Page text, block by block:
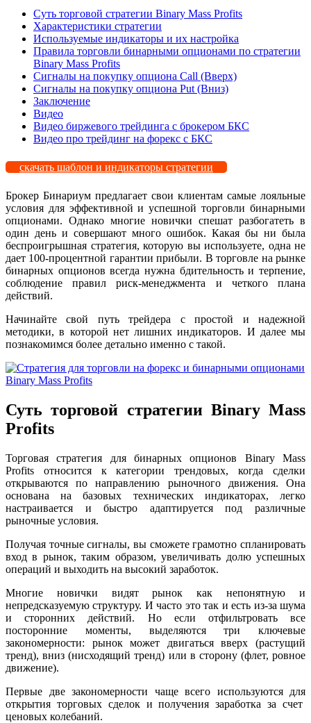
Суть торговой стратегии Binary Mass Profits
Характеристики стратегии
Используемые индикаторы и их настройка
Правила торговли бинарными опционами по стратегии
Binary Mass Profits
Сигналы на покупку опциона Call (Вверх)
Сигналы на покупку опциона Put (Вниз)
Заключение
Видео
Видео биржевого трейдинга с брокером БКС
Видео про трейдинг на форекс с БКС
скачать шаблон и индикаторы стратегии
Брокер Бинариум предлагает свои клиентам самые лояльные
условия для эффективной и успешной торговли бинарными
опционами. Однако многие новички спешат разбогатеть в
один день и совершают много ошибок. Какая бы ни была
беспроигрышная стратегия, которую вы используете, одна не
дает 100-процентной гарантии прибыли. В торговле на рынке
бинарных опционов всегда нужна бдительность и терпение,
соблюдение правил риск-менеджмента и четкого плана
действий.
Начинайте свой путь трейдера с простой и надежной
методики, в которой нет лишних индикаторов. И далее мы
познакомимся более детально именно с такой.
Суть торговой стратегии Binary Mass
Profits
Торговая стратегия для бинарных опционов Binary Mass
Profits относится к категории трендовых, когда сделки
открываются по направлению рыночного движения. Она
основана на базовых технических индикаторах, легко
настраивается и быстро адаптируется под различные
рыночные условия.
Получая точные сигналы, вы сможете грамотно спланировать
вход в рынок, таким образом, увеличивать долю успешных
операций и выходить на высокий заработок.
Многие новички видят рынок как непонятную и
непредсказуемую структуру. И часто это так и есть из-за шума
и сторонних действий. Но если отфильтровать все
посторонние моменты, выделяются три ключевые
закономерности: рынок может двигаться вверх (растущий
тренд), вниз (нисходящий тренд) или в сторону (флет, ровное
движение).
Первые две закономерности чаще всего используются для
открытия торговых сделок и получения заработка за счет
ценовых колебаний.